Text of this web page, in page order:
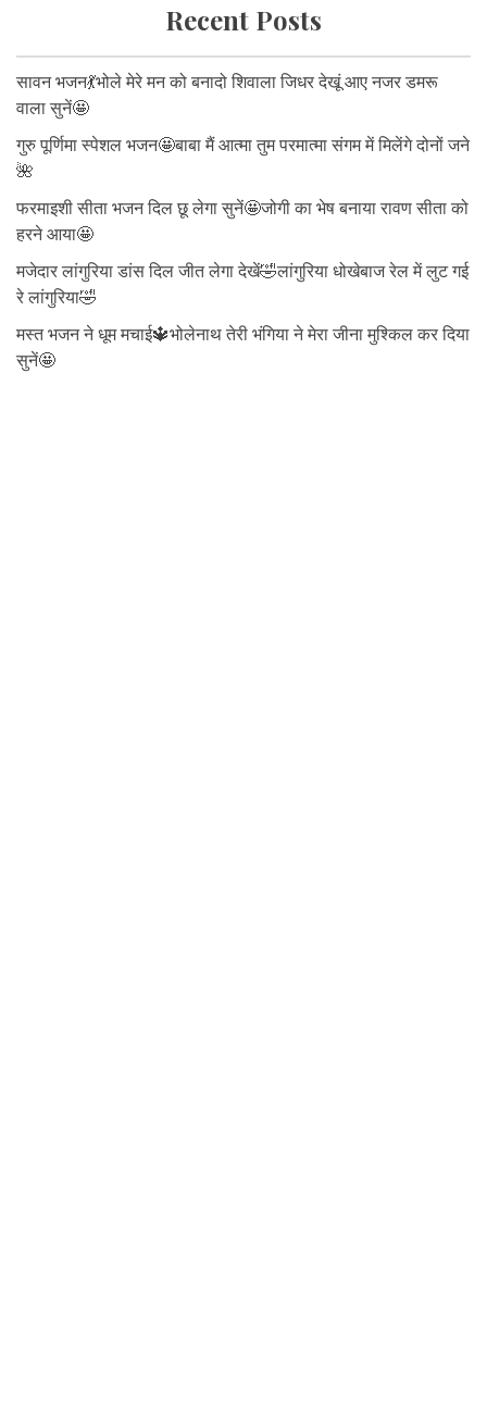
Recent Posts
सावन भजन💃भोले मेरे मन को बनादो शिवाला जिधर देखूं आए नजर डमरू
वाला सुनें🤩
गुरु पूर्णिमा स्पेशल भजन🤩बाबा मैं आत्मा तुम परमात्मा संगम में मिलेंगे दोनों जने
🌺
फरमाइशी सीता भजन दिल छू लेगा सुनें🤩जोगी का भेष बनाया रावण सीता को
हरने आया🤩
मजेदार लांगुरिया डांस दिल जीत लेगा देखें🤣लांगुरिया धोखेबाज रेल में लुट गई
रे लांगुरिया🤣
मस्त भजन ने धूम मचाई🔱भोलेनाथ तेरी भंगिया ने मेरा जीना मुश्किल कर दिया
सुनें🤩